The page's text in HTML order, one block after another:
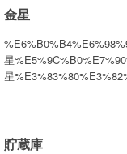
金星
星
星
貯蔵庫